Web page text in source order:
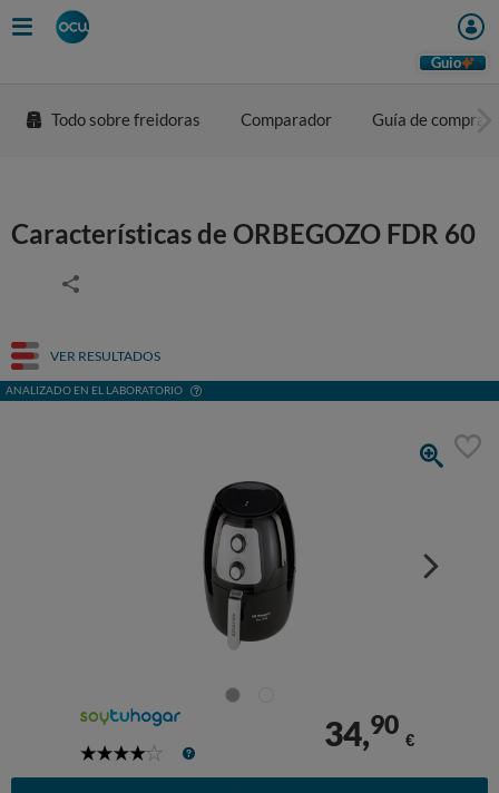
Guio
Todo sobre freidoras Comparador Guía de compra
Características de ORBEGOZO FDR 60
VER RESULTADOS
ANALIZADO EN EL LABORATORIO
4
34,90
€